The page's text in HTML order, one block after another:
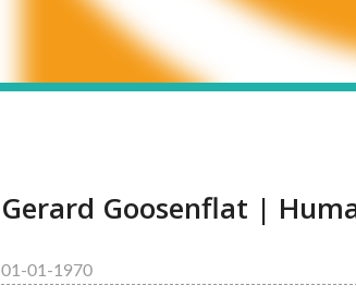
Gerard Goosenflat |
01-01-1970